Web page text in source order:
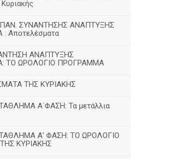
ΠΑΝ. ΣΥΝΑΝΤΗΣΗΣ ΑΝΑΠΤΥΞΗΣ
Αποτελέσματα
ΑΝΑΠΤΥΞΗΣ
ΤΟ ΩΡΟΛΟΓΙΟ ΠΡΟΓΡΑΜΜΑ
ΤΗΣ ΚΥΡΙΑΚΗΣ
Α΄ΦΑΣΗ: Τα μετάλλια
Α' ΦΑΣΗ: ΤΟ ΩΡΟΛΟΓΙΟ
ΚΥΡΙΑΚΗΣ